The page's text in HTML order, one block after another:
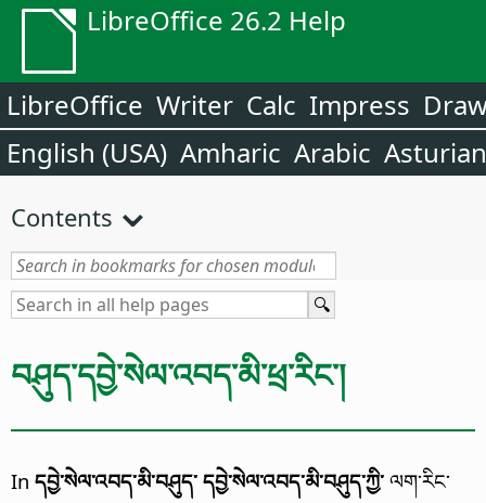
LibreOffice 26.2 Help
LibreOffice Writer Calc Impress
English (USA) Amharic Arabic Asturian
Contents
བཤུད་དབྱེ་སེལ་འབད་མི་ཕྲ་རིང་།
In དབྱེ་སེལ་འབད་མི་བཤུད་ དབྱེ་སེལ་འབད་མི་བཤུད་ཀྱི་ ལག་རིང་